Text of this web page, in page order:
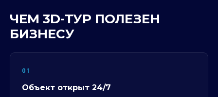
ЧЕМ 3D-ТУР ПОЛЕЗЕН
БИЗНЕСУ
01
Объект открыт 24/7